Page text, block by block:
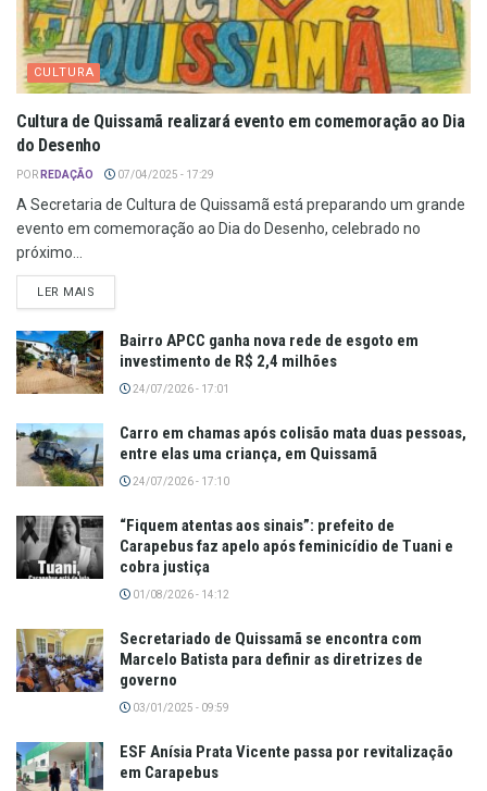
CULTURA
Cultura de Quissamã realizará evento em comemoração ao Dia
do Desenho
POR REDAÇÃO 07/04/2025 - 17:29
A Secretaria de Cultura de Quissamã está preparando um grande
evento em comemoração ao Dia do Desenho, celebrado no
próximo...
LER MAIS
Bairro APCC ganha nova rede de esgoto em
investimento de R$ 2,4 milhões
24/07/2026 - 17:01
Carro em chamas após colisão mata duas pessoas,
entre elas uma criança, em Quissamã
24/07/2026 - 17:10
“Fiquem atentas aos sinais”: prefeito de
Carapebus faz apelo após feminicídio de Tuani e
cobra justiça
01/08/2026 - 14:12
Secretariado de Quissamã se encontra com
Marcelo Batista para definir as diretrizes de
governo
03/01/2025 - 09:59
ESF Anísia Prata Vicente passa por revitalização
em Carapebus